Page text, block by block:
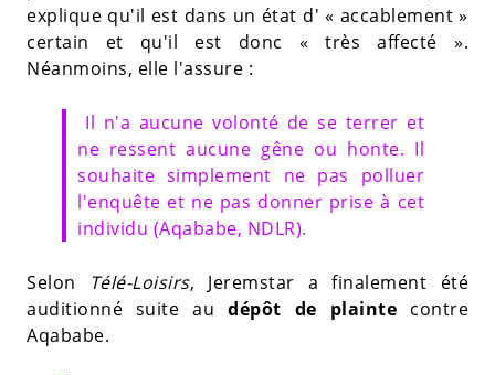
explique qu'il est dans un état d' « accablement »
certain et qu'il est donc « très affecté ».
Néanmoins, elle l'assure :
Il n'a aucune volonté de se terrer et
ne ressent aucune gêne ou honte. Il
souhaite simplement ne pas polluer
l'enquête et ne pas donner prise à cet
individu (Aqababe, NDLR).
Selon Télé-Loisirs, Jeremstar a finalement été
auditionné suite audépôt de plainte contre
Aqababe.